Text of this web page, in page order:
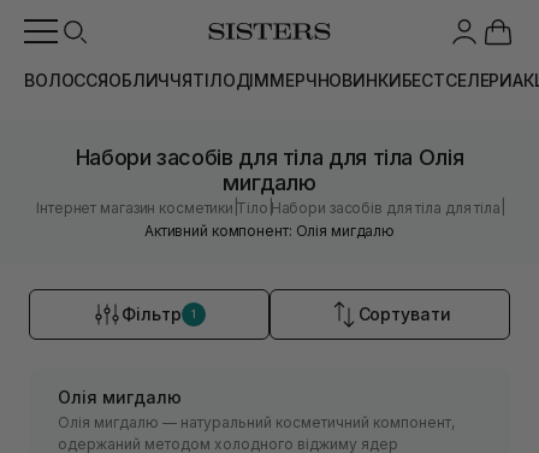
ВОЛОССЯОБЛИЧЧЯТІЛОДІММЕРЧНОВИНКИБЕСТСЕЛЕРИ
Набори засобів для тіла для тіла Олія
мигдалю
Інтернет магазин косметики |Тіло |Набори засобів для тіла для тіла
Активний компонент: Олія мигдалю
Фільтр 1 Сортувати
Олія мигдалю
Олія мигдалю — натуральний косметичний компонент,
одержаний методом холодного віджиму ядер